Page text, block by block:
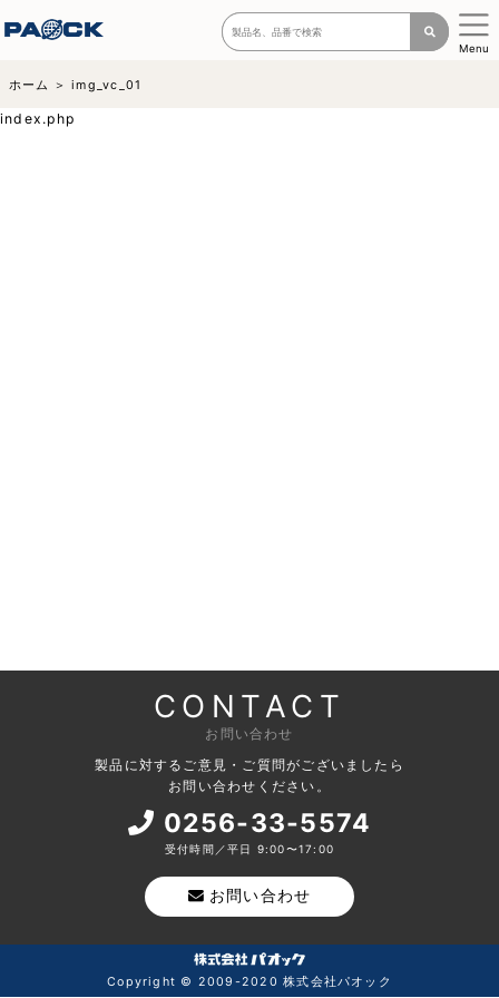
Menu
ホーム img_vc_01
index.php
CONTACT
お問い合わせ
製品に対するご意見・ご質問がございましたら
お問い合わせください。
0256-33-5574
受付時間／平日 9:00〜17:00
お問い合わせ
Copyright © 2009-2020 株式会社パオック